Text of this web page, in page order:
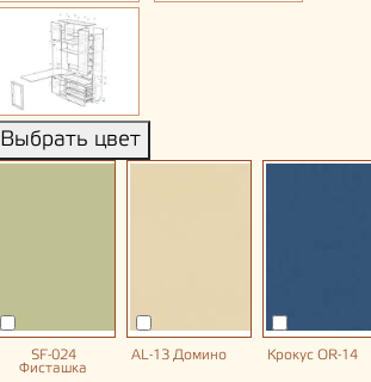
Выбрать цвет
SF-024
Фисташка
AL-13 Домино Крокус OR-14